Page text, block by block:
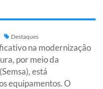
Destaques
na modernização
por meio da
está
equipamentos. O